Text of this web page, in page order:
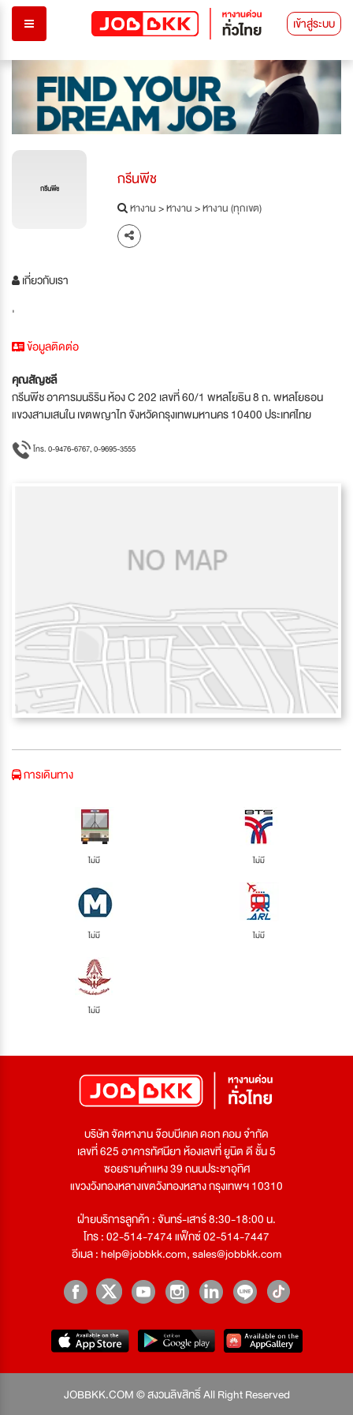
เข้าสู่ระบบ
กรีนพีช กรีนพีช
หางาน>หางาน>หางาน (ทุกเขต)
เกี่ยวกับเรา
'
ข้อมูลติดต่อ
คุณสัญชลี
กรีนพีช อาคารมนริริน ห้อง C 202 เลขที่ 60/1 พหลโยธิน 8 ถ. พหลโยธอน
แขวงสามเสนใน เขตพญาไท จังหวัดกรุงเทพมหานคร 10400 ประเทศไทย
โทร. 0-9476-6767, 0-9695-3555
การเดินทาง
ไม่มี ไม่มี
ไม่มี ไม่มี
ไม่มี
บริษัท จัดหางาน จ๊อบบีเคเค ดอท คอม จำกัด
เลขที่ 625 อาคารทัศนียา ห้องเลขที่ ยูนิต ดี ชั้น 5
ซอยรามคำแหง 39 ถนนประชาอุทิศ
แขวงวังทองหลางเขตวังทองหลาง กรุงเทพฯ 10310
ฝ่ายบริการลูกค้า : จันทร์-เสาร์ 8:30-18:00 น.
โทร : 02-514-7474 แฟ็กซ์ 02-514-7447
อีเมล :help@jobbkk.com,sales@jobbkk.com
JOBBKK.COM © สงวนลิขสิทธิ์ All Right Reserved